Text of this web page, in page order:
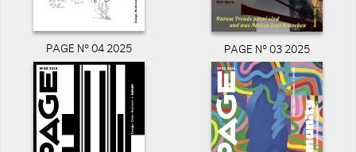
PAGE N° 04 2025 PAGE N° 03 2025